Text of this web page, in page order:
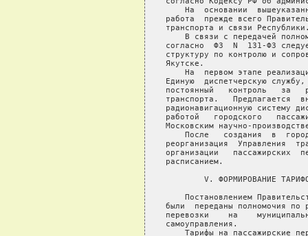
полномочия по регулированию тарифов на  пассажирские
   перевозки    на    муниципальном   транспорте    местным    органам
   самоуправления.
       Тарифы на пассажирские перевозки, осуществляющиеся коммерческим
   транспортом, утверждает РЭК - Госкомцен РС(Я).
   
                                                                (руб.)
   ---T-----------T-----T-----T-----T-----T-----T-------------------¬
   ¦  ¦           ¦     ¦     ¦     ¦     ¦     ¦      % роста      ¦
   ¦N ¦  Тарифы   ¦2001 ¦2002 ¦2003 ¦2004 ¦2005 +---------T---------+
   ¦  ¦           ¦     ¦     ¦     ¦     ¦     ¦2005 г. к¦ 2005 г. ¦
   ¦  ¦           ¦     ¦     ¦     ¦     ¦     ¦ 2001 г. ¦к 2004 г.¦
   +--+-----------+-----+-----+-----+-----+-----+---------+---------+
   ¦1.¦Якутск     ¦  3  ¦  4  ¦  6  ¦  6  ¦  8  ¦ 2,7 р.  ¦  33,0   ¦
   +--+-----------+-----+-----+-----+-----+-----+---------+---------+
   ¦2.¦Якутск -   ¦     ¦     ¦     ¦     ¦     ¦         ¦         ¦
   ¦  ¦Табага     ¦11-20¦20-50¦31-00¦31-00¦39-00¦ 3,5 р.  ¦  25,8   ¦
   +--+-----------+-----+-----+-----+-----+-----+---------+---------+
   ¦3.¦Якутск -   ¦     ¦     ¦     ¦     ¦     ¦         ¦         ¦
   ¦  ¦Маган      ¦ 9-80¦16-00¦24-00¦24-00¦30-00¦ 3,1 р.  ¦  25,0   ¦
   +--+-----------+-----+-----+-----+-----+-----+---------+---------+
   ¦4.¦Якутск -   ¦     ¦     ¦     ¦     ¦     ¦         ¦         ¦
   ¦  ¦Хатассы    ¦ 6-90¦11-50¦17-50¦17-50¦22-00¦ 3,2 р.  ¦  25,7   ¦
   +--+-----------+-----+-----+-----+-----+-----+---------+---------+
   ¦5.¦Якутск -   ¦     ¦     ¦     ¦     ¦     ¦         ¦         ¦
   ¦  ¦Кангалассы ¦15-00¦23-50¦35-00¦35-00¦44-00¦ 3,0 р.  ¦  25,7   ¦
   +--+-----------+-----+-----+-----+-----+-----+---------+---------+
   ¦6.¦Якутск -   ¦     ¦     ¦     ¦     ¦     ¦         ¦         ¦
   ¦  ¦Кильдямцы  ¦13-60¦22-00¦31-00¦31-00¦39-00¦ 2,9 р.  ¦  25,8   ¦
   +--+-----------+-----+-----+-----+-----+-----+---------+---------+
   ¦7.¦Якутск -   ¦     ¦     ¦     ¦     ¦     ¦         ¦         ¦
   ¦  ¦Жатай      ¦     ¦     ¦     ¦     ¦     ¦         ¦         ¦
   ¦  ¦(Захаровка)¦ 7-60¦13-00¦20-00¦20-00¦25-00¦ 3,3 р.  ¦  25,0   ¦
   +--+-----------+-----+-----+-----+-----+-----+---------+---------+
   ¦8.¦Якутск -   ¦     ¦     ¦     ¦     ¦     ¦         ¦         ¦
   ¦  ¦Кирзавод   ¦ 6-00¦ 7-00¦11-00¦11-00¦  -  ¦    -    ¦    -    ¦
   +--+-----------+-----+-----+-----+-----+-----+---------+---------+
   ¦9.¦Дачные     ¦     ¦     ¦     ¦     ¦     ¦         ¦         ¦
   ¦  ¦маршруты   ¦     ¦ 8-00¦12-00¦12-00¦15-00¦         ¦  25,0   ¦
   L--+-----------+-----+-----+-----+-----+-----+---------+----------
   
       На